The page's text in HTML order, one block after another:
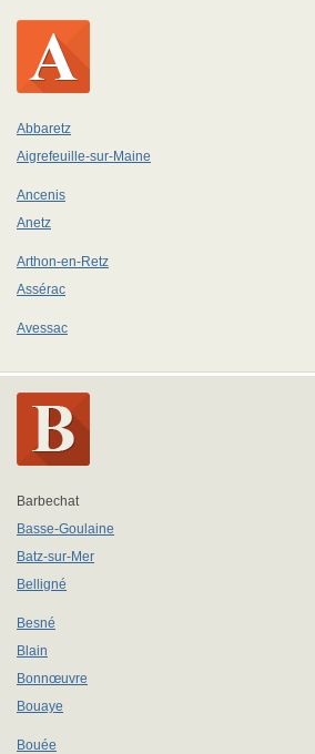
Abbaretz
Aigrefeuille-sur-Maine
Ancenis
Anetz
Arthon-en-Retz
Assérac
Avessac
Barbechat
Basse-Goulaine
Batz-sur-Mer
Belligné
Besné
Blain
Bonnœuvre
Bouaye
Bouée